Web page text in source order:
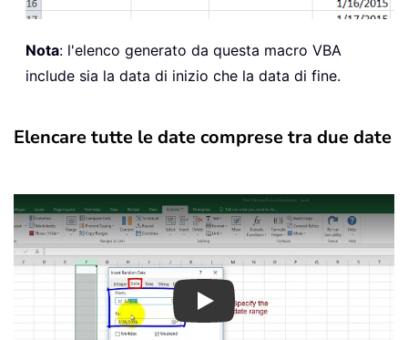
Nota: l'elenco generato da questa macro VBA
include sia la data di inizio che la data di fine.
Elencare tutte le date comprese tra due date
Play